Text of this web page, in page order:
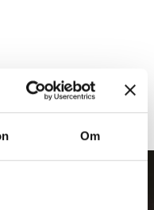
Om
extra kostnad!